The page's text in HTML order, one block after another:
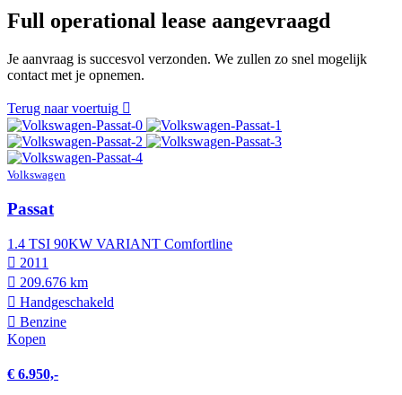
Full operational lease aangevraagd
Je aanvraag is succesvol verzonden. We zullen zo snel mogelijk
contact met je opnemen.
Terug naar voertuig
Volkswagen
Passat
1.4 TSI 90KW VARIANT Comfortline
2011
209.676 km
Hand­geschakeld
Benzine
Kopen
€ 6.950,-